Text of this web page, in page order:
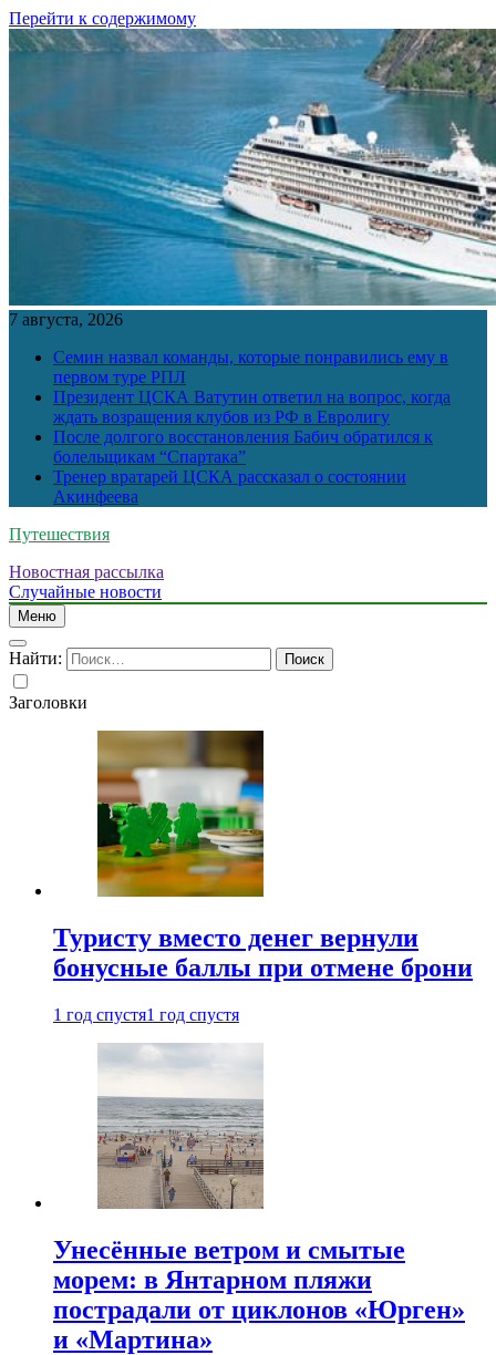
Перейти к содержимому
7 августа, 2026
Семин назвал команды, которые понравились ему в
первом туре РПЛ
Президент ЦСКА Ватутин ответил на вопрос, когда
ждать возращения клубов из РФ в Евролигу
После долгого восстановления Бабич обратился к
болельщикам “Спартака”
Тренер вратарей ЦСКА рассказал о состоянии
Акинфеева
Путешествия
Новостная рассылка
Случайные новости
Меню
Найти:
Заголовки
Туристу вместо денег вернули
бонусные баллы при отмене брони
1 год спустя1 год спустя
Унесённые ветром и смытые
морем: в Янтарном пляжи
пострадали от циклонов «Юрген»
и «Мартина»